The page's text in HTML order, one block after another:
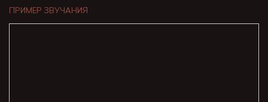
ПРИМЕР ЗВУЧАНИЯ